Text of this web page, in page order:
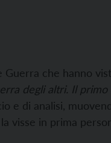
Guerra che hanno
degli altri. Il
e di analisi,
visse in prima